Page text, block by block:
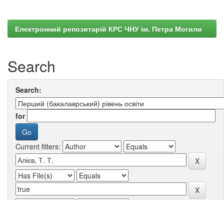
Електронний репозитарій КРС ЧНУ ім. Петра Могили
Search
Search:
for
Current filters: